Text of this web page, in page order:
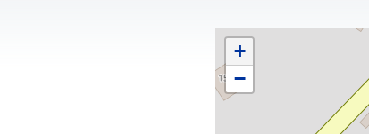
+
−